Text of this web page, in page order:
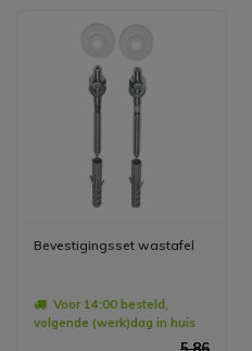
Bevestigingsset wastafel
Voor 14:00 besteld,
volgende (werk)dag in huis
5,86